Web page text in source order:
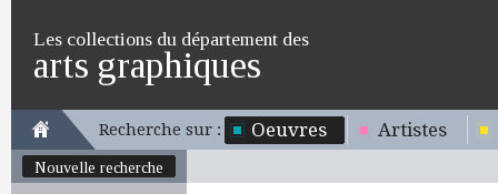
Les collections du département des
arts graphiques
Recherche sur : Oeuvres Artistes
Nouvelle recherche